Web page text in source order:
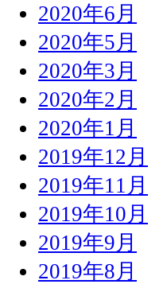
2020年6月
2020年5月
2020年3月
2020年2月
2020年1月
2019年12月
2019年11月
2019年10月
2019年9月
2019年8月